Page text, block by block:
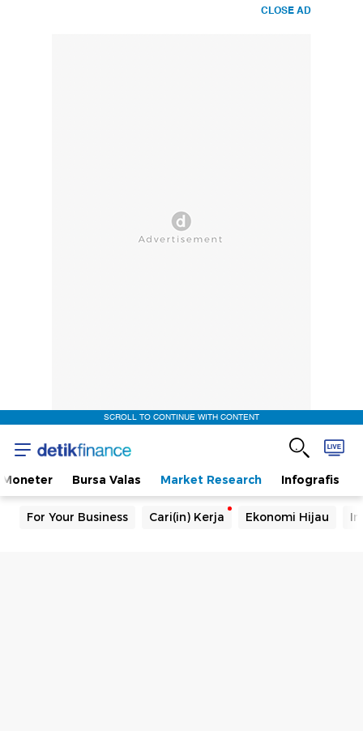
CLOSE AD
SCROLL TO CONTINUE WITH CONTENT
Moneter Bursa Valas Market Research Infografis
For Your Business Cari(in) Kerja Ekonomi Hijau